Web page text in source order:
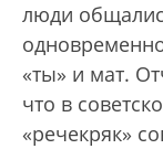
люди
«ты» и мат.
что в
«речекряк»